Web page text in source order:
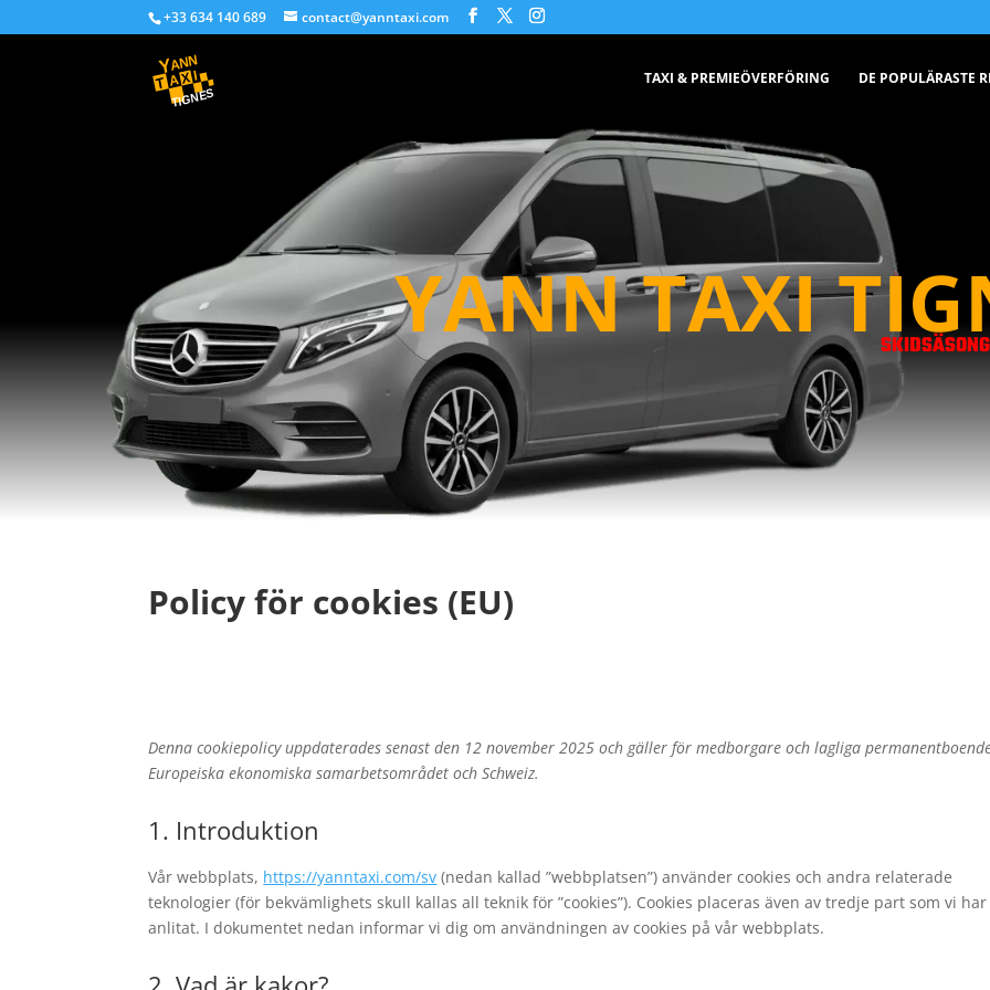
+33 634 140 689 contact@yanntaxi.com
TAXI & PREMIEÖVERFÖRING DE POPULÄRASTE
YANN TAXI
Policy för cookies (EU)
Denna cookiepolicy uppdaterades senast den 12 november 2025 och gäller för medborgare och lagliga
Europeiska ekonomiska samarbetsområdet och Schweiz.
1. Introduktion
Vår webbplats, https://yanntaxi.com/sv (nedan kallad ”webbplatsen”) använder cookies och andra relaterade
teknologier (för bekvämlighets skull kallas all teknik för ”cookies”). Cookies placeras även av tredje part som vi har
anlitat. I dokumentet nedan informar vi dig om användningen av cookies på vår webbplats.